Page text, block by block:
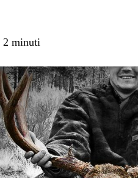
span>
2 minuti